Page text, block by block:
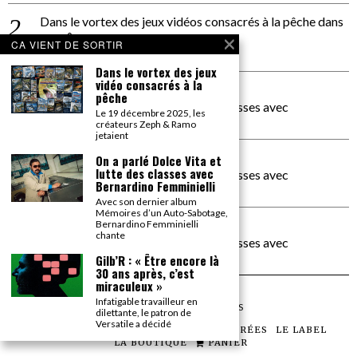
Dans le vortex des jeux vidéos consacrés à la pêchedans
PACÔME THIELLEMENT
La séance d’Hip Gnose
La Patrie
dans
On a parlé Dolce Vita et lutte des classes avec
Bernardino Femminielli
carte noire negra à l'o tiededans
On a parlé Dolce Vita et lutte des classes avec
Bernardino Femminielli
moise et son mascarédans
On a parlé Dolce Vita et lutte des classes avec
Bernardino Femminielli
©2026TOUS DROITS RÉSERVÉS
LES ARTICLES LE MAGAZINE LES SOIRÉES
LE LABEL
LA BOUTIQUE
PANIER
CA VIENT DE SORTIR
Dans le vortex des jeux
vidéo consacrés à la
pêche
Le 19 décembre 2025, les
créateurs Zeph & Ramo
jetaient
On a parlé Dolce Vita et
lutte des classes avec
Bernardino Femminielli
Avec son dernier album
Mémoires d’un Auto-Sabotage,
Bernardino Femminielli
chante
Gilb’R : « Être encore là
30 ans après, c’est
miraculeux »
Infatigable travailleur en
dilettante, le patron de
Versatile a décidé